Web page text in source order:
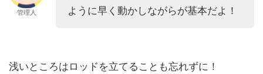
管理人
ように早く動かしながらが基本だよ！
浅いところはロッドを立てることも忘れずに！